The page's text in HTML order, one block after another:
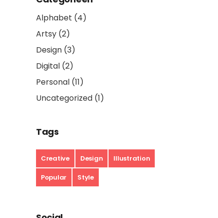
Alphabet (4)
Artsy (2)
Design (3)
Digital (2)
Personal (11)
Uncategorized (1)
Tags
Creative Design Illustration
Popular Style